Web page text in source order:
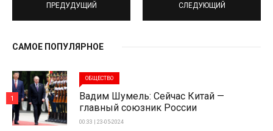
ПРЕДУДУЩИЙ СЛЕДУЮЩИЙ
САМОЕ ПОПУЛЯРНОЕ
ОБЩЕСТВО
Вадим Шумель: Сейчас Китай —
главный союзник России
00:33 | 23-05-2024
1